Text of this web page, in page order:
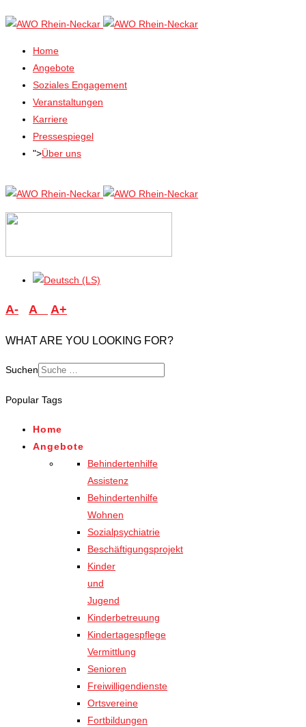
Home
Angebote
Soziales Engagement
Veranstaltungen
Karriere
Pressespiegel
">Über uns
A- A A+
WHAT ARE YOU LOOKING FOR?
Suchen
for results.
Popular Tags
Home
Angebote
Behindertenhilfe
Assistenz
Behindertenhilfe
Wohnen
Sozialpsychiatrie
Beschäftigungsprojekt
Kinder
und
Jugend
Kinderbetreuung
Kindertagespflege
Vermittlung
Senioren
Freiwilligendienste
Ortsvereine
Fortbildungen